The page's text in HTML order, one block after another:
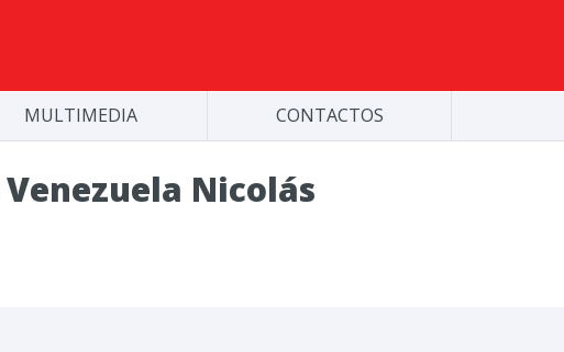
MULTIMEDIA CONTACTOS
Nicolás